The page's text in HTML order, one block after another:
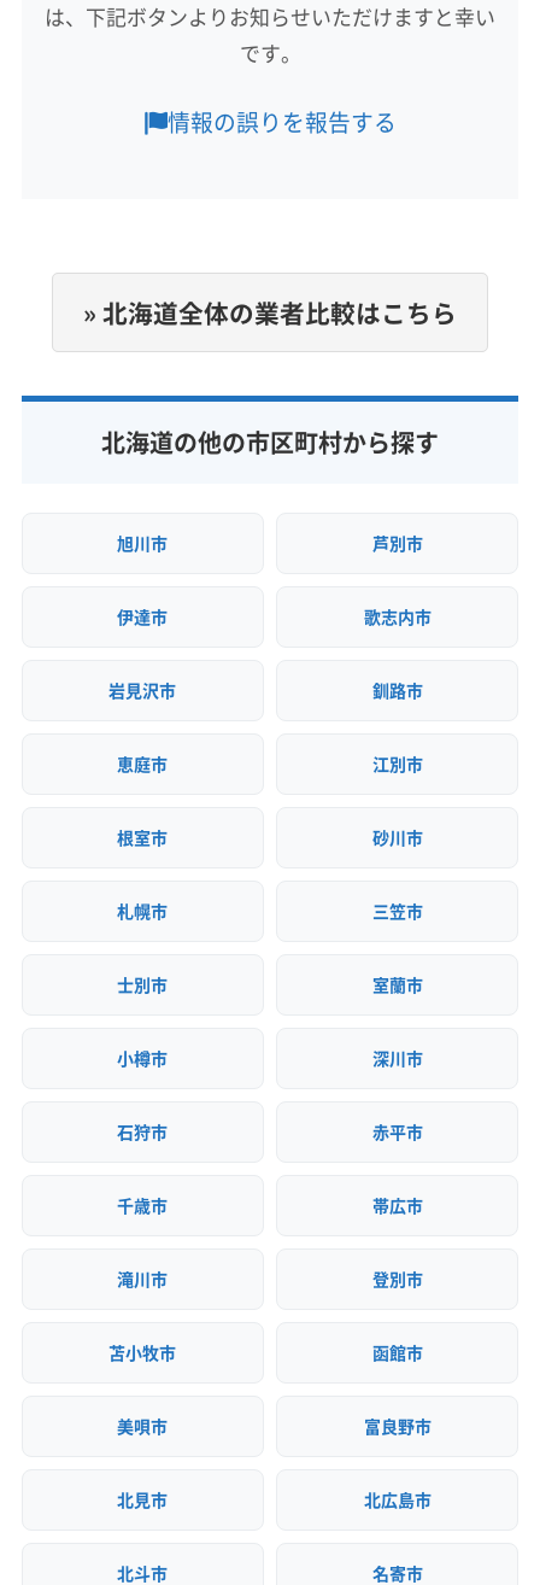
札幌市手稲区
札幌市清田区 札幌市西区
札幌市中央区
札幌市白石区
樺戸郡新十津川町
空知郡南幌町
石狩郡新篠津村
不定休
電話番号
非公開
公式サイトなし
は、下記ボタンよりお知らせいただけますと幸い
です。
情報の誤りを報告する
» 北海道全体の業者比較はこちら
北海道の他の市区町村から探す
旭川市 芦別市
伊達市 歌志内市
岩見沢市 釧路市
恵庭市 江別市
根室市 砂川市
札幌市 三笠市
士別市 室蘭市
小樽市 深川市
石狩市 赤平市
千歳市 帯広市
滝川市 登別市
苫小牧市 函館市
美唄市 富良野市
北見市 北広島市
北斗市 名寄市